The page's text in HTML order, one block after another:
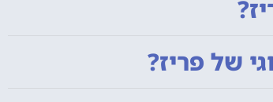
של פריז?